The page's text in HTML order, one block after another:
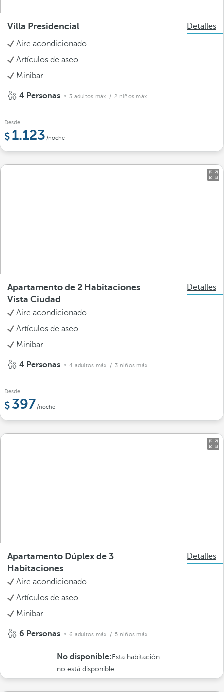
Villa Presidencial
Detalles
Aire acondicionado
Artículos de aseo
Minibar
4 Personas 3 adultos máx. / 2 niños máx.
Desde
1.123 /noche
Apartamento de 2 Habitaciones
Vista Ciudad
Detalles
Aire acondicionado
Artículos de aseo
Minibar
4 Personas 4 adultos máx. / 3 niños máx.
Desde
397/noche
Apartamento Dúplex de 3
Habitaciones
Detalles
Aire acondicionado
Artículos de aseo
Minibar
6 Personas 6 adultos máx. / 5 niños máx.
No disponible: Esta habitación
no está disponible.